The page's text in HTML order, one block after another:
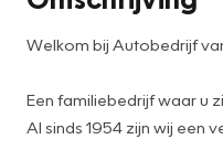
Welkom bij Autobedrijf
Een familiebedrijf waar u
Al sinds 1954 zijn wij een